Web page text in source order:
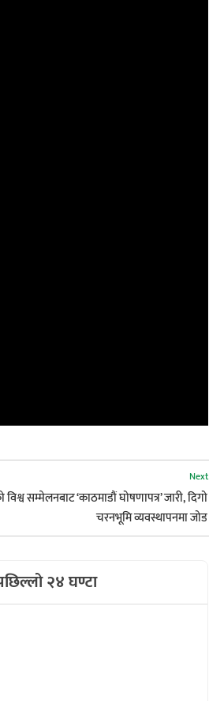
Next
सम्मेलनबाट ‘काठमाडौं घोषणापत्र’ जारी, दिगो
चरनभूमि व्यवस्थापनमा जोड
२४ घण्टा